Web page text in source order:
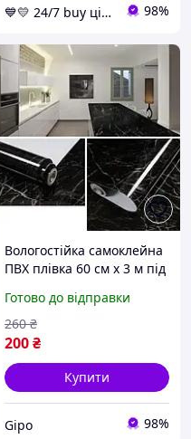
💙💛 24/7 buy цілодобовий магазин з топовими товарами 👌% 🚚 ⤵ 98%
Вологостійка самоклейна
ПВХ плівка 60 см х 3 м під
Декоративна наклейка на
кухонну стільницю
Готово до відправки
200₴
260 ₴
Купити
Gipo 98%